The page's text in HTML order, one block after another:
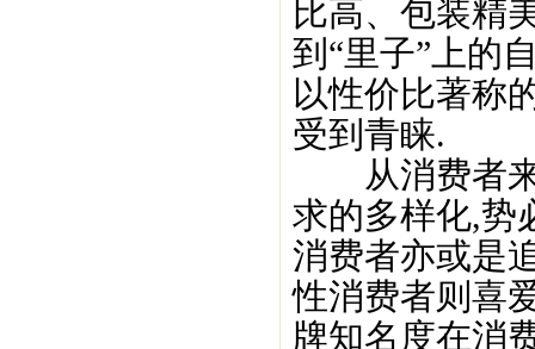
比高、包装精
到“里子”上的
以性价比著称
受到青睐.
从消费者来
求的多样化,势
消费者亦或是
性消费者则喜
牌知名度在消